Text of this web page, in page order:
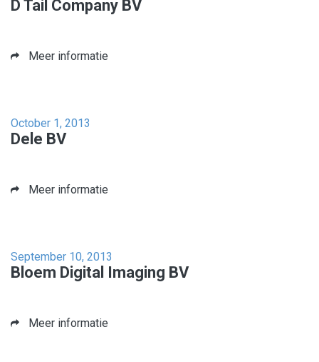
D Tail Company BV
Meer informatie
October 1, 2013
Dele BV
Meer informatie
September 10, 2013
Bloem Digital Imaging BV
Meer informatie